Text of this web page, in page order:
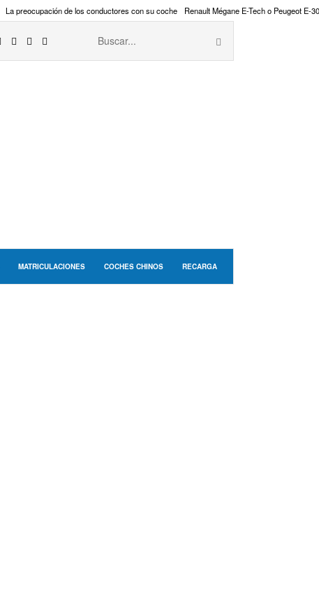
La preocupación de los conductores con su coche Renault Mégane E-Tech o Peugeot E-
MATRICULACIONES COCHES CHINOS RECARGA